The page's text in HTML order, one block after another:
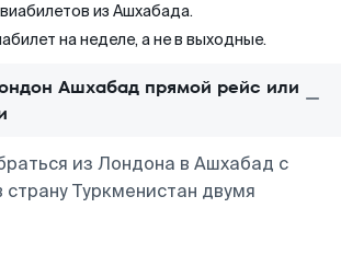
из Ашхабада.
на неделе, а не в выходные.
Ашхабад прямой рейс или
из Лондона в Ашхабад с
Туркменистан двумя